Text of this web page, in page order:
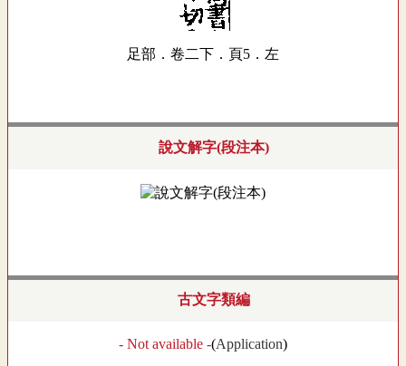
足部．卷二下．頁5．左
說文解字(段注本)
古文字類編
- Not available -(Application)